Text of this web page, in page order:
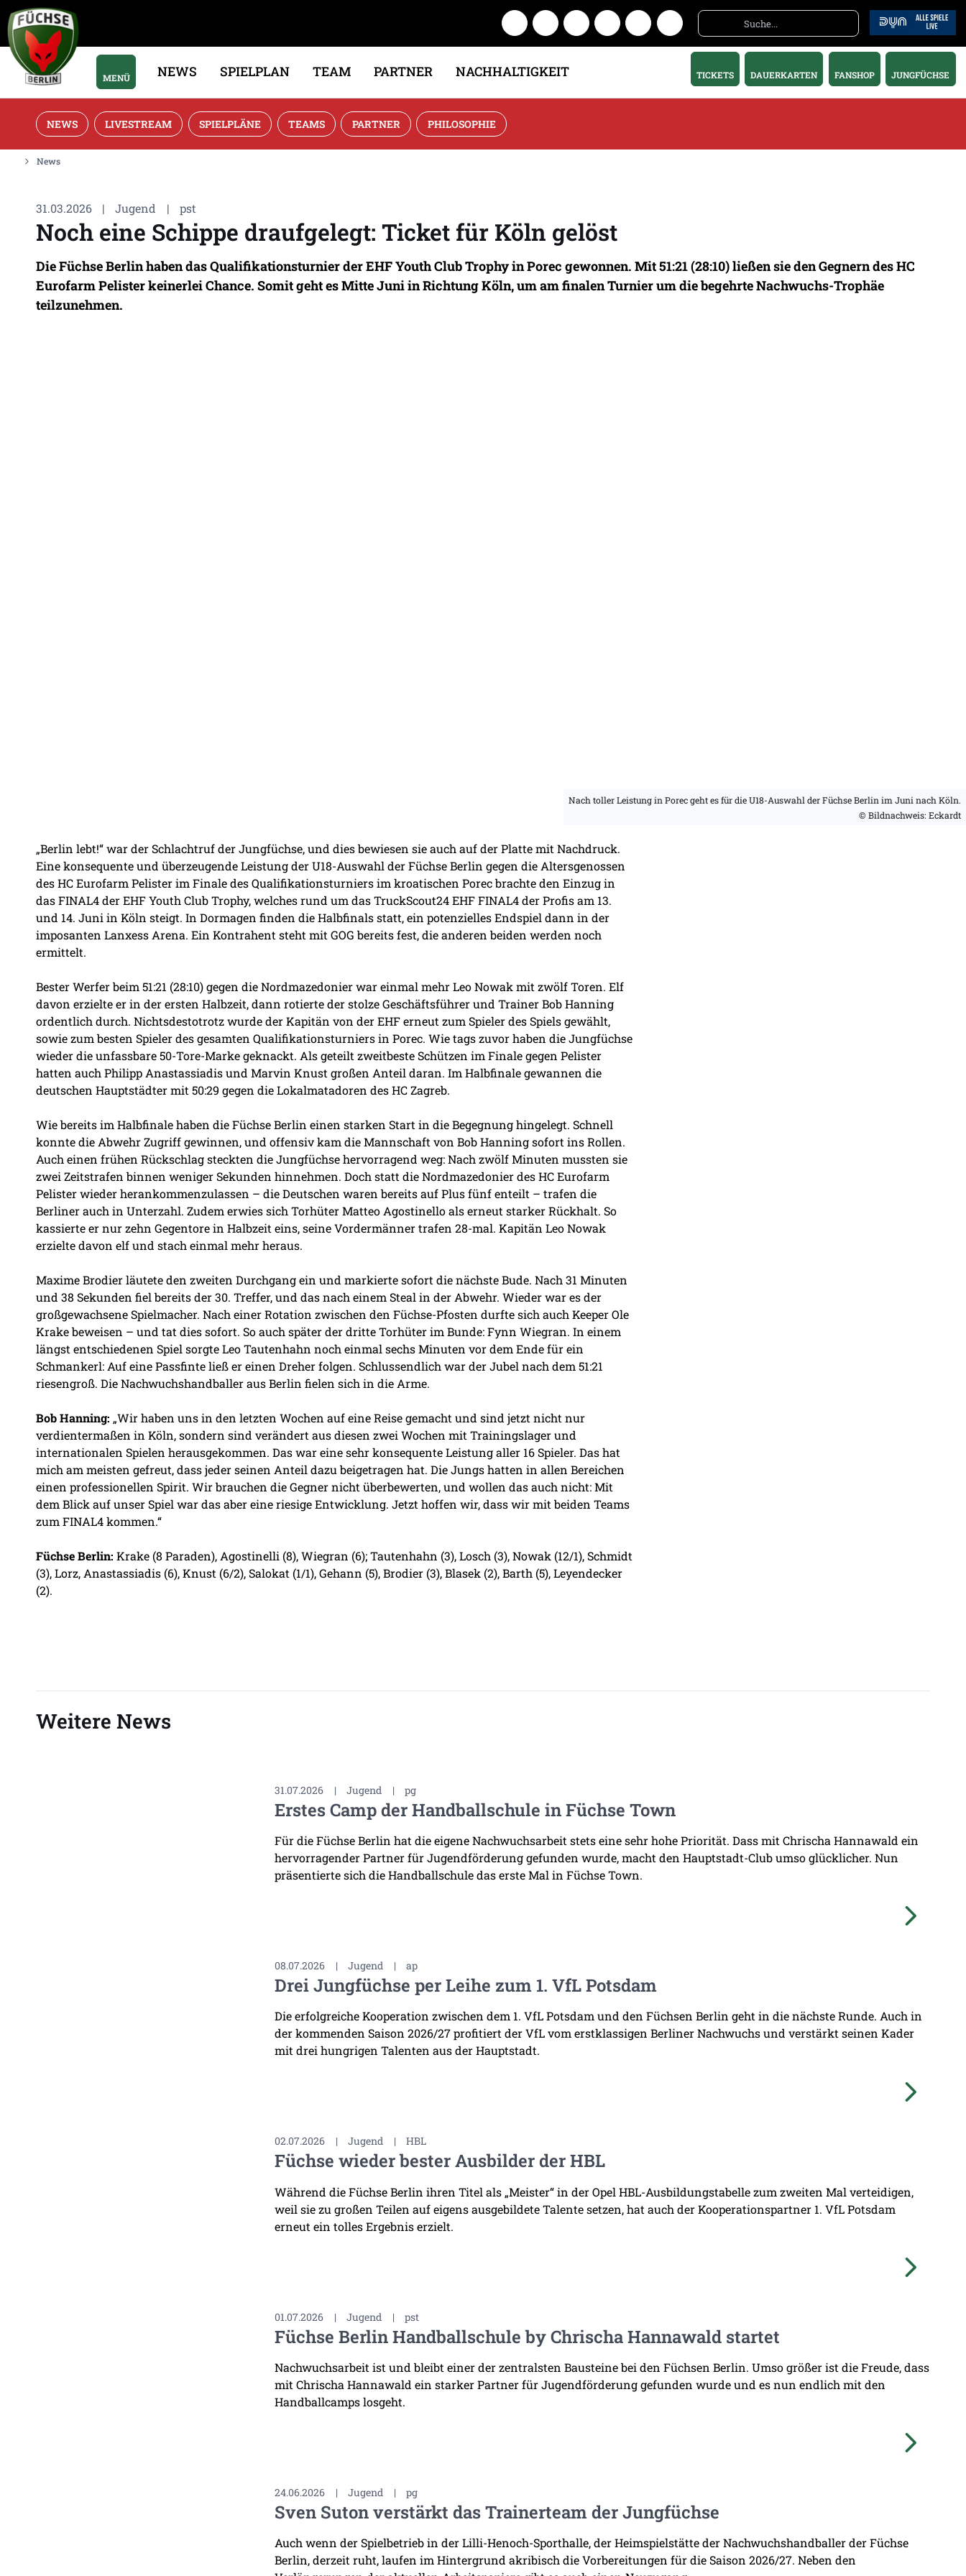
MENÜ NEWS SPIELPLAN TEAM PARTNER NACHHALTIGKEIT TICKETS DAUERKARTEN FANSHOP JUNGFÜCHSE
NEWS LIVESTREAM SPIELPLÄNE TEAMS PARTNER PHILOSOPHIE
News
31.03.2026 | Jugend | pst
Noch eine Schippe draufgelegt: Ticket für Köln gelöst
Die Füchse Berlin haben das Qualifikationsturnier der EHF Youth Club Trophy in Porec gewonnen. Mit 51:21 (28:10) ließen sie den Gegnern des HC
Eurofarm Pelister keinerlei Chance. Somit geht es Mitte Juni in Richtung Köln, um am finalen Turnier um die begehrte Nachwuchs-Trophäe
teilzunehmen.
Nach toller Leistung in Porec geht es für die U18-Auswahl der Füchse Berlin im Juni nach Köln.
© Bildnachweis: Eckardt
„Berlin lebt!“ war der Schlachtruf der Jungfüchse, und dies bewiesen sie auch auf der Platte mit Nachdruck.
Eine konsequente und überzeugende Leistung der U18-Auswahl der Füchse Berlin gegen die Altersgenossen
des HC Eurofarm Pelister im Finale des Qualifikationsturniers im kroatischen Porec brachte den Einzug in
das FINAL4 der EHF Youth Club Trophy, welches rund um das TruckScout24 EHF FINAL4 der Profis am 13.
und 14. Juni in Köln steigt. In Dormagen finden die Halbfinals statt, ein potenzielles Endspiel dann in der
imposanten Lanxess Arena. Ein Kontrahent steht mit GOG bereits fest, die anderen beiden werden noch
ermittelt.
Bester Werfer beim 51:21 (28:10) gegen die Nordmazedonier war einmal mehr Leo Nowak mit zwölf Toren. Elf
davon erzielte er in der ersten Halbzeit, dann rotierte der stolze Geschäftsführer und Trainer Bob Hanning
ordentlich durch. Nichtsdestotrotz wurde der Kapitän von der EHF erneut zum Spieler des Spiels gewählt,
sowie zum besten Spieler des gesamten Qualifikationsturniers in Porec. Wie tags zuvor haben die Jungfüchse
wieder die unfassbare 50-Tore-Marke geknackt. Als geteilt zweitbeste Schützen im Finale gegen Pelister
hatten auch Philipp Anastassiadis und Marvin Knust großen Anteil daran. Im Halbfinale gewannen die
deutschen Hauptstädter mit 50:29 gegen die Lokalmatadoren des HC Zagreb.
Wie bereits im Halbfinale haben die Füchse Berlin einen starken Start in die Begegnung hingelegt. Schnell
konnte die Abwehr Zugriff gewinnen, und offensiv kam die Mannschaft von Bob Hanning sofort ins Rollen.
Auch einen frühen Rückschlag steckten die Jungfüchse hervorragend weg: Nach zwölf Minuten mussten sie
zwei Zeitstrafen binnen weniger Sekunden hinnehmen. Doch statt die Nordmazedonier des HC Eurofarm
Pelister wieder herankommenzulassen – die Deutschen waren bereits auf Plus fünf enteilt – trafen die
Berliner auch in Unterzahl. Zudem erwies sich Torhüter Matteo Agostinello als erneut starker Rückhalt. So
kassierte er nur zehn Gegentore in Halbzeit eins, seine Vordermänner trafen 28-mal. Kapitän Leo Nowak
erzielte davon elf und stach einmal mehr heraus.
Maxime Brodier läutete den zweiten Durchgang ein und markierte sofort die nächste Bude. Nach 31 Minuten
und 38 Sekunden fiel bereits der 30. Treffer, und das nach einem Steal in der Abwehr. Wieder war es der
großgewachsene Spielmacher. Nach einer Rotation zwischen den Füchse-Pfosten durfte sich auch Keeper Ole
Krake beweisen – und tat dies sofort. So auch später der dritte Torhüter im Bunde: Fynn Wiegran. In einem
längst entschiedenen Spiel sorgte Leo Tautenhahn noch einmal sechs Minuten vor dem Ende für ein
Schmankerl: Auf eine Passfinte ließ er einen Dreher folgen. Schlussendlich war der Jubel nach dem 51:21
riesengroß. Die Nachwuchshandballer aus Berlin fielen sich in die Arme.
Bob Hanning: „Wir haben uns in den letzten Wochen auf eine Reise gemacht und sind jetzt nicht nur
verdientermaßen in Köln, sondern sind verändert aus diesen zwei Wochen mit Trainingslager und
internationalen Spielen herausgekommen. Das war eine sehr konsequente Leistung aller 16 Spieler. Das hat
mich am meisten gefreut, dass jeder seinen Anteil dazu beigetragen hat. Die Jungs hatten in allen Bereichen
einen professionellen Spirit. Wir brauchen die Gegner nicht überbewerten, und wollen das auch nicht: Mit
dem Blick auf unser Spiel war das aber eine riesige Entwicklung. Jetzt hoffen wir, dass wir mit beiden Teams
zum FINAL4 kommen.“
Füchse Berlin: Krake (8 Paraden), Agostinelli (8), Wiegran (6); Tautenhahn (3), Losch (3), Nowak (12/1), Schmidt
(3), Lorz, Anastassiadis (6), Knust (6/2), Salokat (1/1), Gehann (5), Brodier (3), Blasek (2), Barth (5), Leyendecker
(2).
Weitere News
31.07.2026 | Jugend | pg
Erstes Camp der Handballschule in Füchse Town
Für die Füchse Berlin hat die eigene Nachwuchsarbeit stets eine sehr hohe Priorität. Dass mit Chrischa Hannawald ein
hervorragender Partner für Jugendförderung gefunden wurde, macht den Hauptstadt-Club umso glücklicher. Nun
präsentierte sich die Handballschule das erste Mal in Füchse Town.
08.07.2026 | Jugend | ap
Drei Jungfüchse per Leihe zum 1. VfL Potsdam
Die erfolgreiche Kooperation zwischen dem 1. VfL Potsdam und den Füchsen Berlin geht in die nächste Runde. Auch in
der kommenden Saison 2026/27 profitiert der VfL vom erstklassigen Berliner Nachwuchs und verstärkt seinen Kader
mit drei hungrigen Talenten aus der Hauptstadt.
02.07.2026 | Jugend | HBL
Füchse wieder bester Ausbilder der HBL
Während die Füchse Berlin ihren Titel als „Meister“ in der Opel HBL-Ausbildungstabelle zum zweiten Mal verteidigen,
weil sie zu großen Teilen auf eigens ausgebildete Talente setzen, hat auch der Kooperationspartner 1. VfL Potsdam
erneut ein tolles Ergebnis erzielt.
01.07.2026 | Jugend | pst
Füchse Berlin Handballschule by Chrischa Hannawald startet
Nachwuchsarbeit ist und bleibt einer der zentralsten Bausteine bei den Füchsen Berlin. Umso größer ist die Freude, dass
mit Chrischa Hannawald ein starker Partner für Jugendförderung gefunden wurde und es nun endlich mit den
Handballcamps losgeht.
24.06.2026 | Jugend | pg
Sven Suton verstärkt das Trainerteam der Jungfüchse
Auch wenn der Spielbetrieb in der Lilli-Henoch-Sporthalle, der Heimspielstätte der Nachwuchshandballer der Füchse
Berlin, derzeit ruht, laufen im Hintergrund akribisch die Vorbereitungen für die Saison 2026/27. Neben den